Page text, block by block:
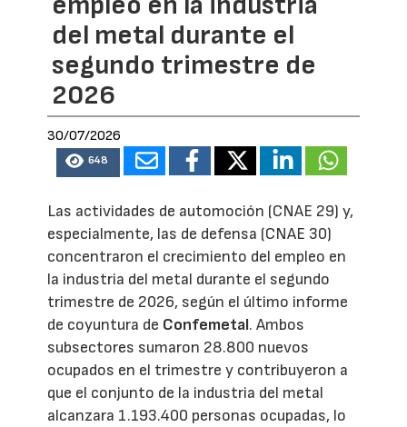
del metal durante el
segundo trimestre de
2026
30/07/2026
648
Las actividades de automoción (CNAE 29) y,
especialmente, las de defensa (CNAE 30)
concentraron el crecimiento del empleo en
la industria del metal durante el segundo
trimestre de 2026, según el último informe
de coyuntura de Confemetal. Ambos
subsectores sumaron 28.800 nuevos
ocupados en el trimestre y contribuyeron a
que el conjunto de la industria del metal
alcanzara 1.193.400 personas ocupadas, lo